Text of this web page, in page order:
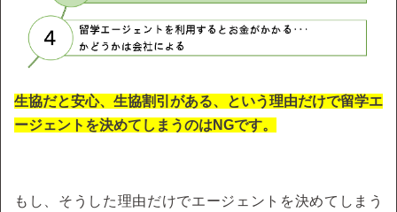
生協だと安心、生協割引がある、という理由だけで留学エ
ージェントを決めてしまうのはNGです。
もし、そうした理由だけでエージェントを決めてしまう